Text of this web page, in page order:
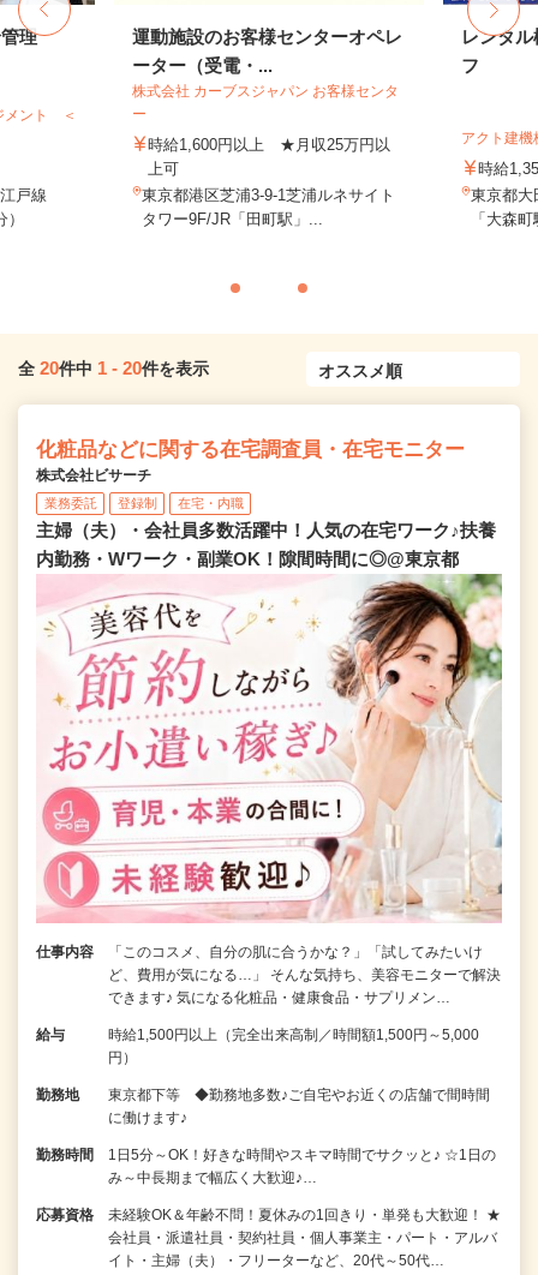
理
メント ＜
戸線
運動施設のお客様センターオペレ
ーター（受電・...
株式会社 カーブスジャパン お客様センタ
ー
時給1,600円以上 ★月収25万円以
上可
東京都港区芝浦3-9-1芝浦ルネサイト
タワー9F/JR「田町駅」...
レンタ
フ
アクト建機
時給
東京都大
「大森
全 20件中 1 - 20件を表示
化粧品などに関する在宅調査員・在宅モニター
株式会社ビサーチ
業務委託 登録制 在宅・内職
主婦（夫）・会社員多数活躍中！人気の在宅ワーク♪扶養
内勤務・Wワーク・副業OK！隙間時間に◎@東京都
仕事内容
「このコスメ、自分の肌に合うかな？」「試してみたいけ
ど、費用が気になる…」 そんな気持ち、美容モニターで解決
できます♪ 気になる化粧品・健康食品・サプリメン…
給与
時給1,500円以上（完全出来高制／時間額1,500円～5,000
円）
勤務地
東京都下等 ◆勤務地多数♪ご自宅やお近くの店舗で間時間
に働けます♪
勤務時間
1日5分～OK！好きな時間やスキマ時間でサクッと♪ ☆1日の
み～中長期まで幅広く大歓迎♪…
応募資格
未経験OK＆年齢不問！夏休みの1回きり・単発も大歓迎！ ★
会社員・派遣社員・契約社員・個人事業主・パート・アルバ
イト・主婦（夫）・フリーターなど、20代～50代…